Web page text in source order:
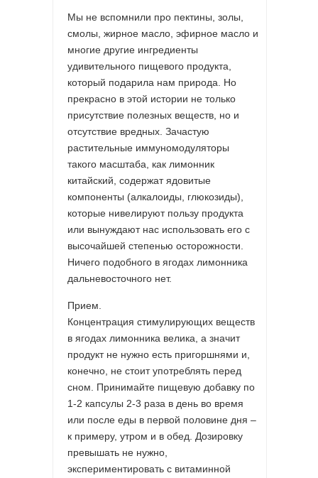
Мы не вспомнили про пектины, золы,
смолы, жирное масло, эфирное масло и
многие другие ингредиенты
удивительного пищевого продукта,
который подарила нам природа. Но
прекрасно в этой истории не только
присутствие полезных веществ, но и
отсутствие вредных. Зачастую
растительные иммуномодуляторы
такого масштаба, как лимонник
китайский, содержат ядовитые
компоненты (алкалоиды, глюкозиды),
которые нивелируют пользу продукта
или вынуждают нас использовать его с
высочайшей степенью осторожности.
Ничего подобного в ягодах лимонника
дальневосточного нет.
Прием.
Концентрация стимулирующих веществ
в ягодах лимонника велика, а значит
продукт не нужно есть пригоршнями и,
конечно, не стоит употреблять перед
сном. Принимайте пищевую добавку по
1-2 капсулы 2-3 раза в день во время
или после еды в первой половине дня –
к примеру, утром и в обед. Дозировку
превышать не нужно,
экспериментировать с витаминной